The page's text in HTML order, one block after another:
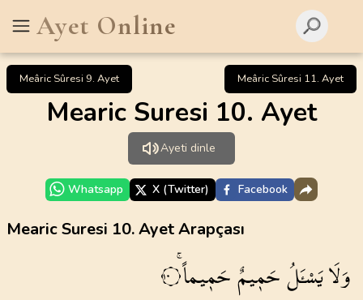
Ayet Online
Meâric Sûresi 9. Ayet Meâric Sûresi 11. Ayet
Mearic Suresi 10. Ayet
Ayeti dinle
Whatsapp X (Twitter) Facebook
Mearic Suresi 10. Ayet Arapçası
وَلَايَسْـَٔلُحَم۪يمٌحَم۪يماًۚ ١٠